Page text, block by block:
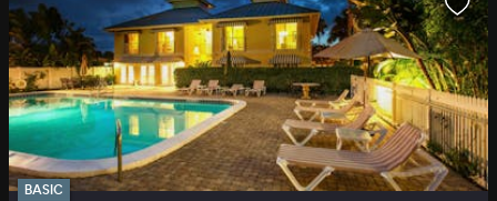
BASIC